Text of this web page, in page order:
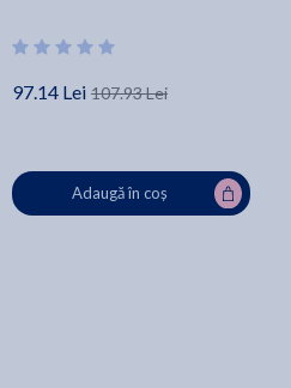
97.14 Lei 107.93 Lei
Adaugă în coș